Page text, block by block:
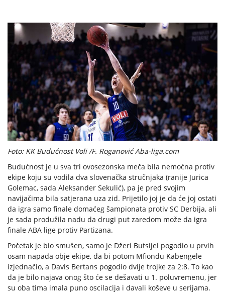
Foto: KK Budućnost Voli /F. Roganović Aba-liga.com
Budućnost je u sva tri ovosezonska meča bila nemoćna protiv
ekipe koju su vodila dva slovenačka stručnjaka (ranije Jurica
Golemac, sada Aleksander Sekulić), pa je pred svojim
navijačima bila satjerana uza zid. Prijetilo joj je da će joj ostati
da igra samo finale domaćeg šampionata protiv SC Derbija, ali
je sada produžila nadu da drugi put zaredom može da igra
finale ABA lige protiv Partizana.
Početak je bio smušen, samo je Džeri Butsijel pogodio u prvih
osam napada obje ekipe, da bi potom Mfiondu Kabengele
izjednačio, a Davis Bertans pogodio dvije trojke za 2:8. To kao
da je bilo najava onog što će se dešavati u 1. poluvremenu, jer
su oba tima imala puno oscilacija i davali koševe u serijama.